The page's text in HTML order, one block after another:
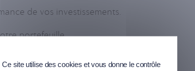
de vos investissements.
portefeuille.
Ce site utilise des cookies et vous donne le contrôle